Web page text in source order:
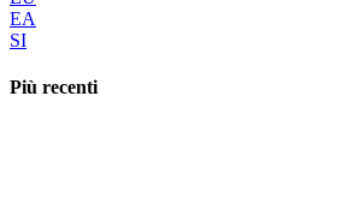
EA
SI
Più recenti